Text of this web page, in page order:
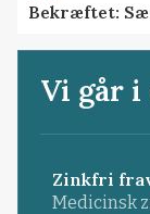
Bekræftet:
Vi går i
Zinkfri
Medicinsk